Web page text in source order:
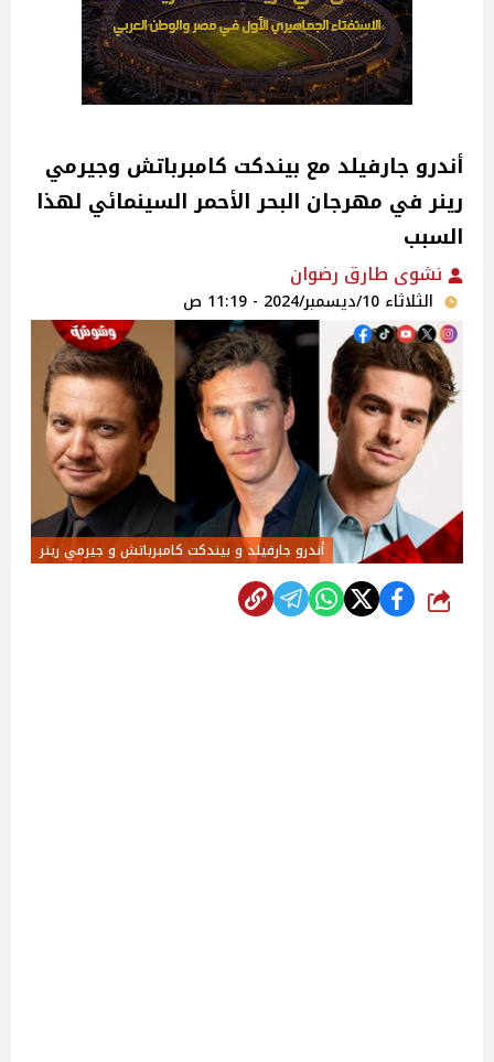
أندرو جارفيلد مع بيندكت كامبرباتش وجيرمي
رينر في مهرجان البحر الأحمر السينمائي لهذا
السبب
نشوى طارق رضوان
الثلاثاء 10/ديسمبر/2024 - 11:19 ص
أندرو جارفيلد و بيندكت كامبرباتش و جيرمي رينر
شارك